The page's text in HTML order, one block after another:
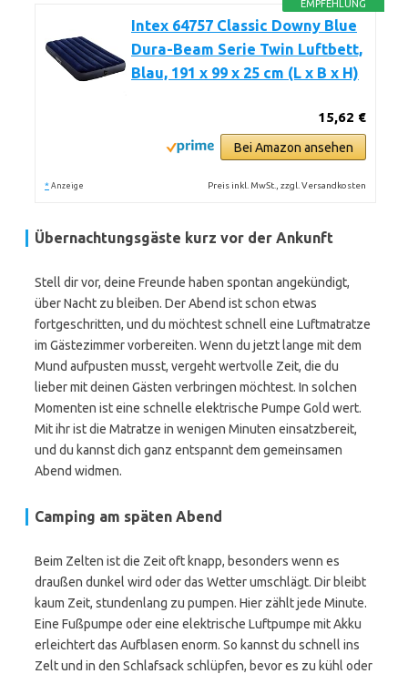
EMPFEHLUNG
Intex 64757 Classic Downy Blue
Dura-Beam Serie Twin Luftbett,
Blau, 191 x 99 x 25 cm (L x B x H)
15,62 €
Bei Amazon ansehen
* Anzeige Preis inkl. MwSt., zzgl. Versandkosten
Übernachtungsgäste kurz vor der Ankunft
Stell dir vor, deine Freunde haben spontan angekündigt,
über Nacht zu bleiben. Der Abend ist schon etwas
fortgeschritten, und du möchtest schnell eine Luftmatratze
im Gästezimmer vorbereiten. Wenn du jetzt lange mit dem
Mund aufpusten musst, vergeht wertvolle Zeit, die du
lieber mit deinen Gästen verbringen möchtest. In solchen
Momenten ist eine schnelle elektrische Pumpe Gold wert.
Mit ihr ist die Matratze in wenigen Minuten einsatzbereit,
und du kannst dich ganz entspannt dem gemeinsamen
Abend widmen.
Camping am späten Abend
Beim Zelten ist die Zeit oft knapp, besonders wenn es
draußen dunkel wird oder das Wetter umschlägt. Dir bleibt
kaum Zeit, stundenlang zu pumpen. Hier zählt jede Minute.
Eine Fußpumpe oder eine elektrische Luftpumpe mit Akku
erleichtert das Aufblasen enorm. So kannst du schnell ins
Zelt und in den Schlafsack schlüpfen, bevor es zu kühl oder